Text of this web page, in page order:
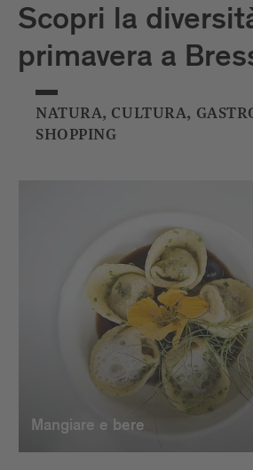
Scopri la
primavera a
NATURA, CULTURA,
SHOPPING
Mangiare e bere